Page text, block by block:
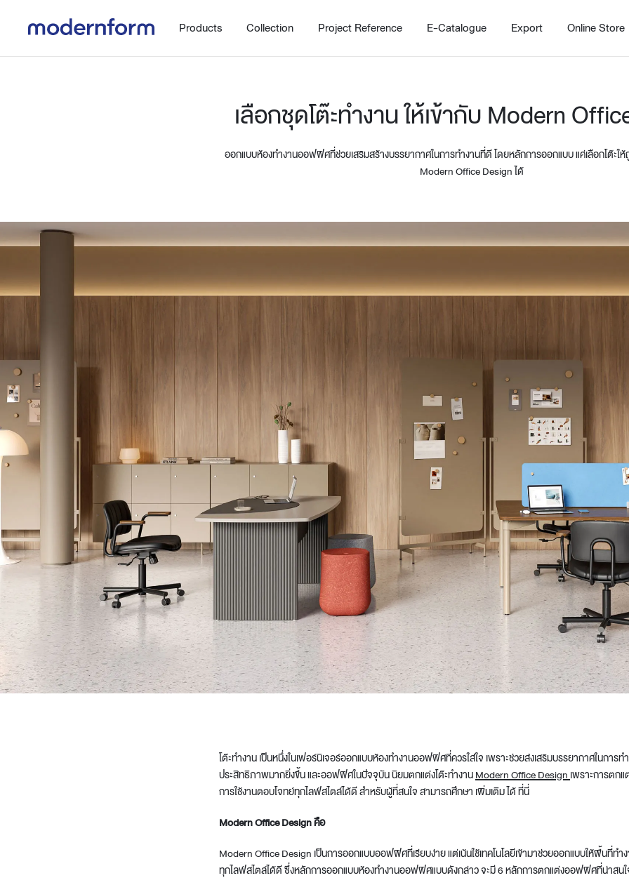
Products
Office
Gaming
Executive
Collaboration space
Storage
Itoki
Steelcase
Ergonomic chair
Working accessories
Home
Living room
Bedroom
Wordrobe
Kitchens
Barstool
Hardware & Fitting
Furniture Fitting
Architectural Hardware
Surfacing and Flooring Material
Fire-rated & Decorative Doors
Elevator Decoration
Higold
Kitchen Tall Unit Basket
Kitchen Pull Out Basket
Kitchen Corner Basket
Kitchen Wall Cabinet
Kitchen Base Unit Basket
Collection
Hybrid Space New!
Orbix
Work.Move.More
New! Working Design Solution
บริกา
Ergonomic Recliner Steelcase
Design Awards
View More Collection
Project Reference E-Catalogue Export Online Store
เลือกชุดโต๊ะทำงาน ให้เข้ากับ Modern
ออกแบบห้องทำงานออฟฟิศที่ช่วยเสริมสร้างบรรยากาศในการทำงานที่ดี โดยหลักการออกแบบ แค่เลือกโต๊ะใ
Modern Office Design ได้
โต๊ะทำงาน เป็นหนึ่งในเฟอร์นิเจอร์ออกแบบห้องทำงานออฟฟิศที่ควรใส่ใจ เพราะช่วยส่งเสริมบรรยากาศในการท
ประสิทธิภาพมากยิ่งขึ้น และออฟฟิศในปัจจุบัน นิยมตกแต่งโต๊ะทำงานModern Office Designเพราะการตก
การใช้งานตอบโจทย์ทุกไลฟ์สไตล์ได้ดี สำหรับผู้ที่สนใจ สามารถศึกษา เพิ่มเติม ได้ ที่นี่
Modern Office Design คือ
Modern Office Design เป็นการออกแบบออฟฟิศที่เรียบง่าย แต่เน้นใช้เทคโนโลยีเข้ามาช่วยออกแบบให้พื้นที่ท
ทุกไลฟ์สไตล์ได้ดี ซึ่งหลักการออกแบบห้องทำงานออฟฟิศแบบดังกล่าว จะมี 6 หลักการตกแต่งออฟฟิศที่น่าสน